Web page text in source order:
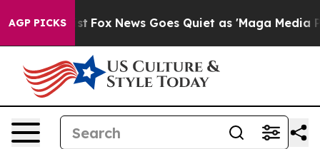
AGP PICKS
Exist Fox News Goes Quiet as 'Maga Media